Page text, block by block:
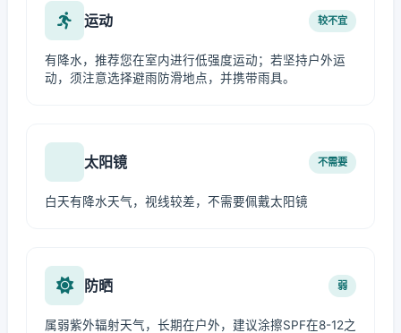
运动 较不宜
有降水，推荐您在室内进行低强度运动；若坚持户外运
动，须注意选择避雨防滑地点，并携带雨具。
太阳镜 不需要
白天有降水天气，视线较差，不需要佩戴太阳镜
防晒 弱
属弱紫外辐射天气，长期在户外，建议涂擦SPF在8-12之